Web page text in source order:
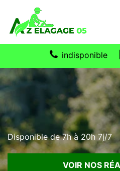
indisponible
Disponible de 7h à 20h 7j/7
VOIR NOS